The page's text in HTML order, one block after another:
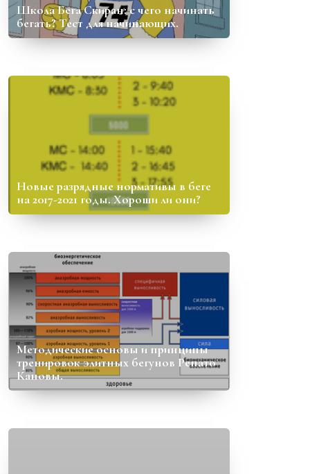
Школа Бега Скиран: с чего начинать
бегать? Тест для начинающих.
Новые разрядные нормативы в беге
на 2017-2021 годы. Хороши ли они?
Методические основы и принципы
тренировок элитных бегунов Ренато
Кановы.